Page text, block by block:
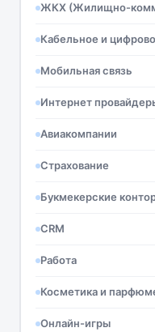
ЖКХ (Жилищно-
Кабельное и
Мобильная связь
Интернет
Авиакомпании
Страхование
Букмекерские
CRM
Работа
Косметика и
Онлайн-игры